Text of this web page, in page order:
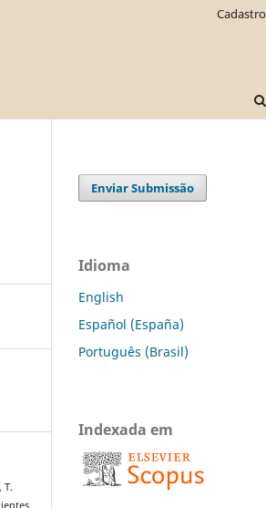
Cadastro
T.
Enviar Submissão
Idioma
English
Español (España)
Português (Brasil)
Indexada em